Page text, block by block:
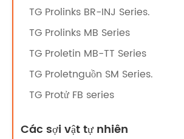
TG Prolinks BR-INJ Series.
TG Prolinks MB Series
TG Proletin MB-TT Series
TG Proletnguồn SM Series.
TG Protử FB series
Các sợi vật tự nhiên